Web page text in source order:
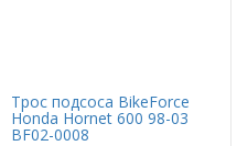
Трос подсоса BikeForce
Honda Hornet 600 98-03
BF02-0008